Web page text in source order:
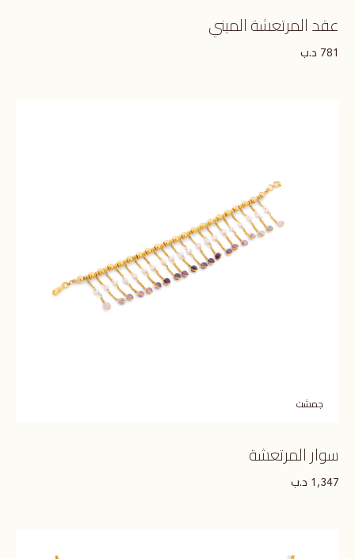
عقد المرتعشة الميني
781 د.ب
جمشت
سوار المرتعشة
1,347 د.ب